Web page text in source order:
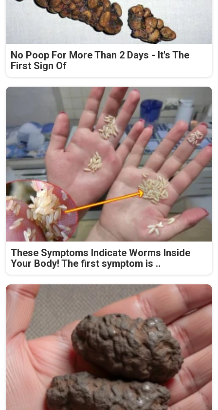
No Poop For More Than 2 Days - It's The
First Sign Of
These Symptoms Indicate Worms Inside
Your Body! The first symptom is ..